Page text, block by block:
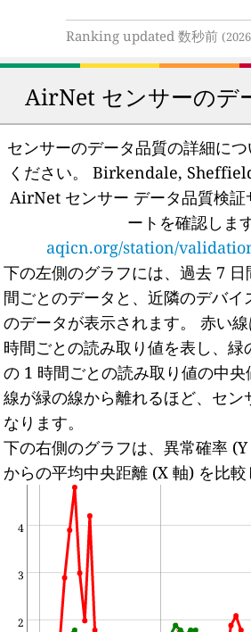
Ranking updated 数秒前
AirNet センサーのデ
センサーのデータ品質の詳細に
ください。
Birkendale,
AirNet センサー データ品質検証
ートを確認します
aqicn.org/station/
下の左側のグラフには、過去 7
間ごとのデータと、近隣のデバイ
のデータが表示されます。
赤い
時間ごとの読み取り値を表し、
の 1 時間ごとの読み取り値の中央
線が緑の線から離れるほど、セン
なります。
下の右側のグラフは、異常確率
からの平均中央距離 (X 軸) を比較
2
3
4